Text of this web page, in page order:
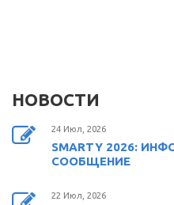
НОВОСТИ
24 Июл, 2026
SMARTY 2026:
СООБЩЕНИЕ
22 Июл, 2026